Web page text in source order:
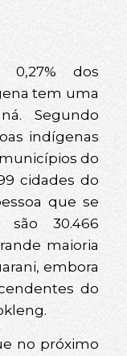
0,27% dos
tem uma
Segundo
indígenas
do
cidades do
que se
30.466
maioria
embora
do
no próximo